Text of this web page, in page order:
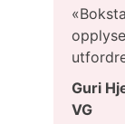
Guri
VG